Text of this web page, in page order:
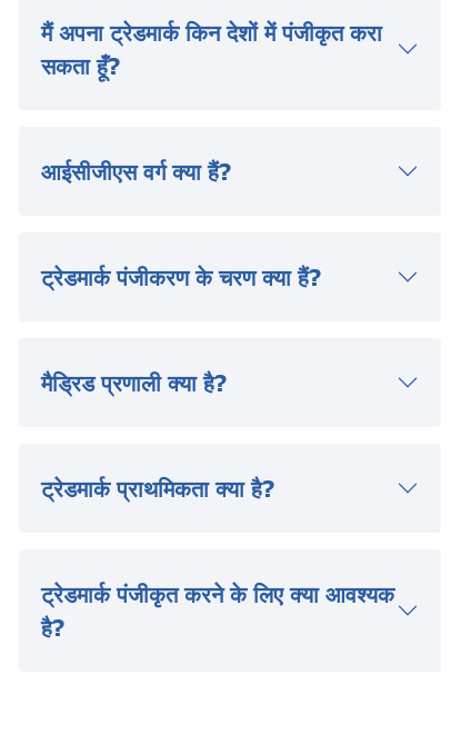
मैं अपना ट्रेडमार्क किन देशों में पंजीकृत करा
सकता हूँ?
आईसीजीएस वर्ग क्या हैं?
ट्रेडमार्क पंजीकरण के चरण क्या हैं?
मैड्रिड प्रणाली क्या है?
ट्रेडमार्क प्राथमिकता क्या है?
ट्रेडमार्क पंजीकृत करने के लिए क्या आवश्यक
है?